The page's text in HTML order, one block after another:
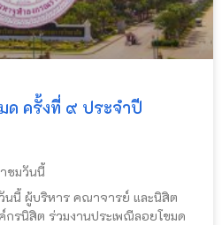
ด ครั้งที่ ๙ ประจำปี
ชมวันนี้
นนี้ ผู้บริหาร คณาจารย์ และนิสิต
รนิสิต ร่วมงานประเพณีลอยโขมด